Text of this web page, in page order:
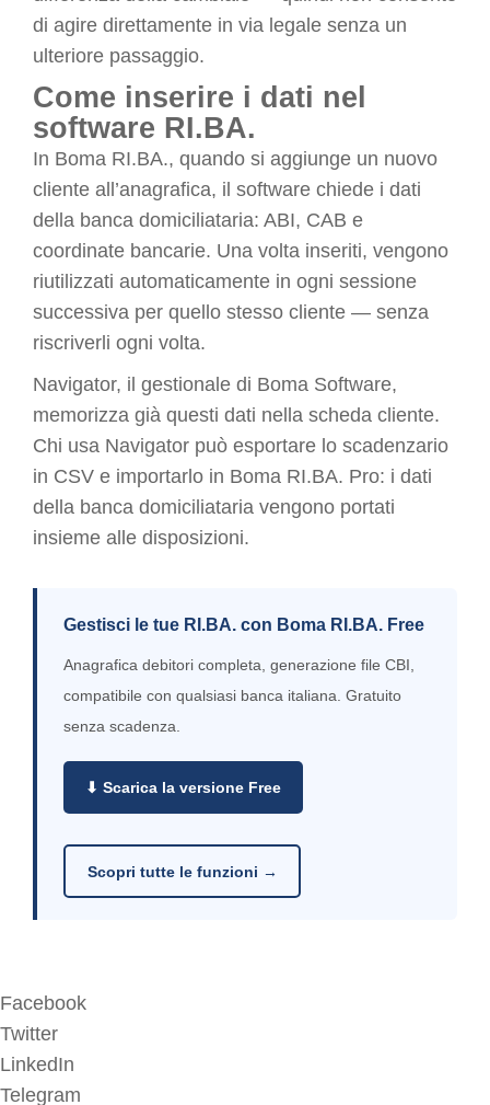
di agire direttamente in via legale senza un
ulteriore passaggio.
Come inserire i dati nel
software RI.BA.
In Boma RI.BA., quando si aggiunge un nuovo
cliente all’anagrafica, il software chiede i dati
della banca domiciliataria: ABI, CAB e
coordinate bancarie. Una volta inseriti, vengono
riutilizzati automaticamente in ogni sessione
successiva per quello stesso cliente — senza
riscriverli ogni volta.
Navigator, il gestionale di Boma Software,
memorizza già questi dati nella scheda cliente.
Chi usa Navigator può esportare lo scadenzario
in CSV e importarlo in Boma RI.BA. Pro: i dati
della banca domiciliataria vengono portati
insieme alle disposizioni.
Gestisci le tue RI.BA. con Boma RI.BA. Free
Anagrafica debitori completa, generazione file CBI,
compatibile con qualsiasi banca italiana. Gratuito
senza scadenza.
⬇ Scarica la versione Free
Scopri tutte le funzioni →
Facebook
Twitter
LinkedIn
Telegram